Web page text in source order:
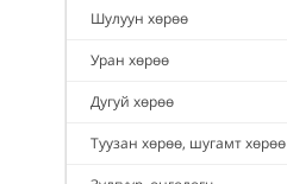
Шулуун хөрөө
Уран хөрөө
Дугуй хөрөө
Туузан хөрөө, шугамт хөрөө